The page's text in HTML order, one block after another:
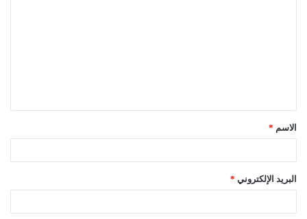
ق
*الاسم *
البريد الإلكتروني *